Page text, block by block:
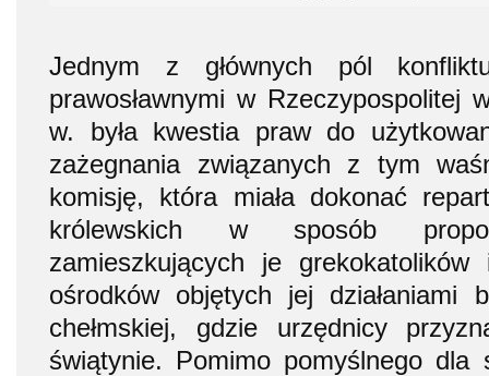
Jednym z głównych pól
prawosławnymi w Rzeczypospolitej
w. była kwestia praw do
zażegnania związanych z tym
komisję, która miała dokonać
królewskich w sposób
zamieszkujących je
ośrodków objętych jej działaniami
chełmskiej, gdzie urzędnicy
świątynie. Pomimo pomyślnego dla